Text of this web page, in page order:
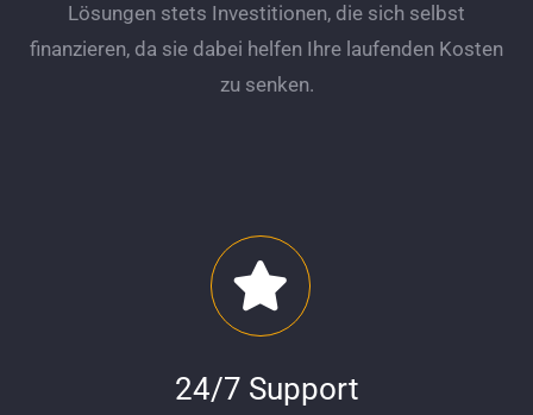
Lösungen stets Investitionen, die sich selbst
finanzieren, da sie dabei helfen Ihre laufenden Kosten
zu senken.
24/7 Support